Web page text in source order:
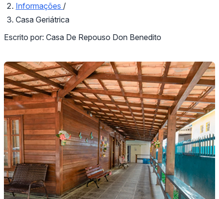
Informações /
Casa Geriátrica
Escrito por: Casa De Repouso Don Benedito